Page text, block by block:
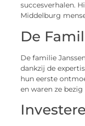
succesverhalen.
Middelburg
De
De familie
dankzij de
hun eerste
en waren ze